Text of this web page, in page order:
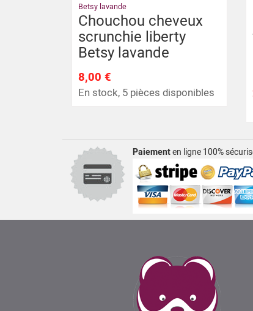
Betsy lavande
Chouchou cheveux
scrunchie liberty
Betsy lavande
8,00 €
En stock, 5 pièces disponibles
Paiementen ligne 100%